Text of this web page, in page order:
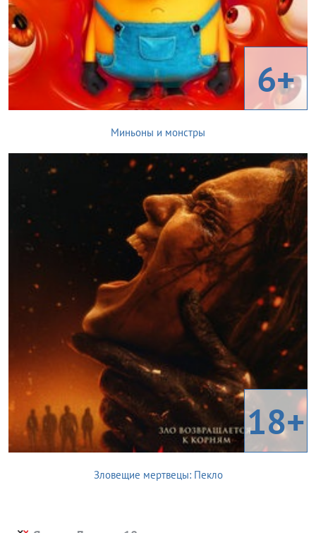
6+
Миньоны и монстры
18+
Зловещие мертвецы: Пекло